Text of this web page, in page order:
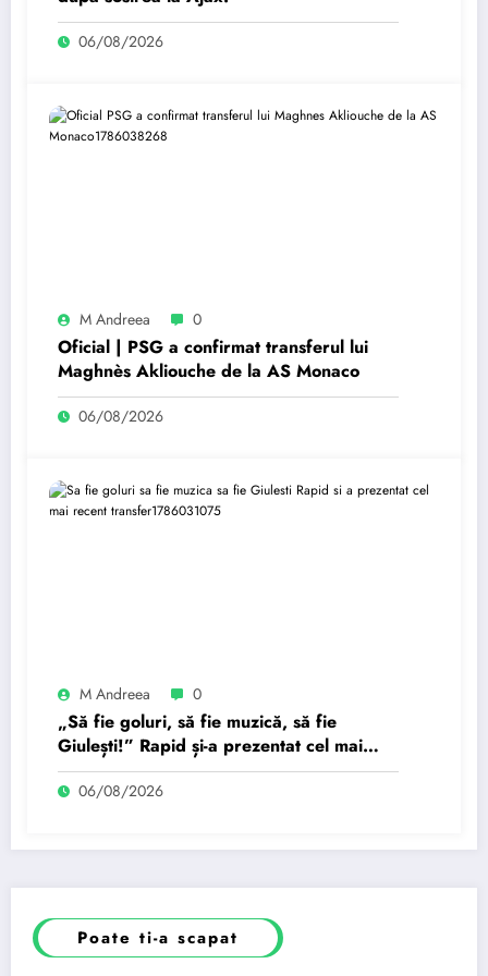
06/08/2026
M Andreea 0
Oficial | PSG a confirmat transferul lui
Maghnès Akliouche de la AS Monaco
06/08/2026
M Andreea 0
„Să fie goluri, să fie muzică, să fie
Giulești!” Rapid și-a prezentat cel mai
recent transfer.
06/08/2026
Poate ti-a scapat